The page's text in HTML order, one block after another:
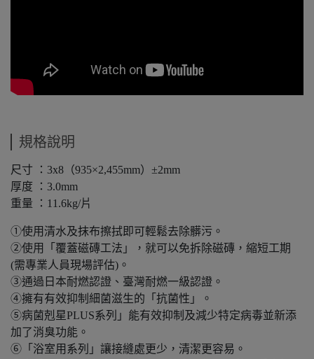
規格說明
尺寸 ：3x8（935×2,455mm）±2mm
厚度 ：3.0mm
重量 ：11.6kg/片
①使用清水及抹布擦拭即可輕鬆去除髒污。
②使用「覆蓋磁磚工法」，就可以免拆除磁磚，縮短工期
(需專業人員現場評估)。
③通過日本耐燃認證、臺灣耐燃一級認證。
④擁有有效抑制細菌滋生的「抗菌性」。
⑤病菌剋星PLUS系列」能有效抑制及減少特定病毒並新添
加了消臭功能。
⑥「浴室用系列」讓接縫處更少，清潔更容易。